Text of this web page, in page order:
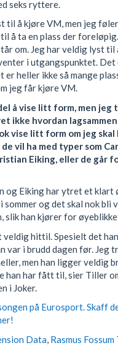
seks ryttere.
til å kjøre VM, men jeg
å ta en plass der
om. Jeg har veldig lyst til
i utgangspunktet. Det
er heller ikke så mange
jeg får kjøre VM.
å vise litt form, men jeg
ikke hvordan
vise litt form om jeg skal
vil ha med typer som
Eiking, eller de går
og Eiking har ytret et klart
og det skal nok bli
slik han kjører for
veldig hittil. Spesielt det
var i brudd dagen før. Jeg
men han ligger veldig
han har fått til, sier Tiller
i Joker.
på Eurosport. Skaff
Data, Rasmus